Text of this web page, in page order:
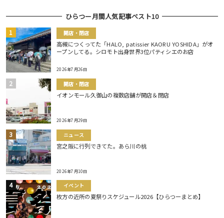
ひらつー月間人気記事ベスト10
開店・閉店
高槻につくってた「HALO, patissier KAORU YOSHIDA」がオ
ープンしてる。シロモト出身世界3位パティシエのお店
2026年7月26日
開店・閉店
イオンモール久御山の複数店舗が開店＆閉店
2026年7月29日
ニュース
宮之阪に行列できてた。あら川の桃
2026年7月10日
イベント
枚方の近所の夏祭りスケジュール2026【ひらつーまとめ】